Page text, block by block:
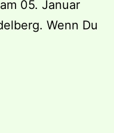
05. Januar
Wenn Du